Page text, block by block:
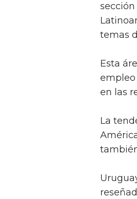
temas
Esta
en las
La